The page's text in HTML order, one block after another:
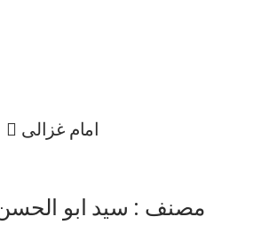
امام غزالی 
مصنف : سید ابو